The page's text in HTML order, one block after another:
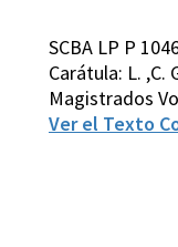
SCBA LP P
Carátula: L.
Magistrados
Ver el Texto